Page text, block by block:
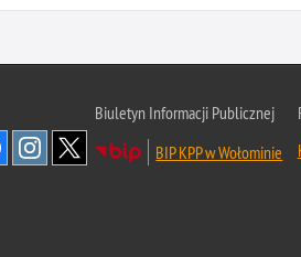
Biuletyn Informacji Publicznej
BIP KPP w Wołominie